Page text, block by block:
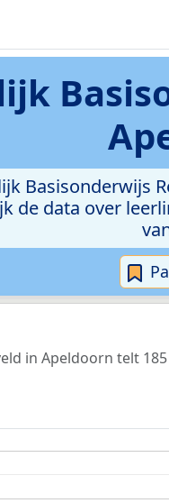
Basisonderwijs
de data over
in Apeldoorn telt 185